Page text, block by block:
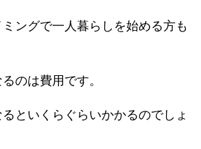
ングで一人暮らしを始める方も
のは費用です。
といくらぐらいかかるのでしょ